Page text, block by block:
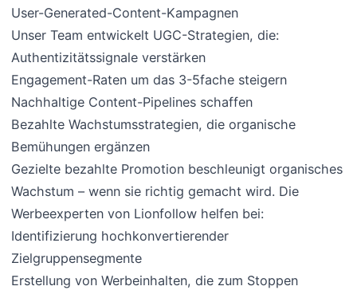
User-Generated-Content-Kampagnen
Unser Team entwickelt UGC-Strategien, die:
Authentizitätssignale verstärken
Engagement-Raten um das 3-5fache steigern
Nachhaltige Content-Pipelines schaffen
Bezahlte Wachstumsstrategien, die organische
Bemühungen ergänzen
Gezielte bezahlte Promotion beschleunigt organisches
Wachstum – wenn sie richtig gemacht wird. Die
Werbeexperten von Lionfollow helfen bei:
Identifizierung hochkonvertierender
Zielgruppensegmente
Erstellung von Werbeinhalten, die zum Stoppen